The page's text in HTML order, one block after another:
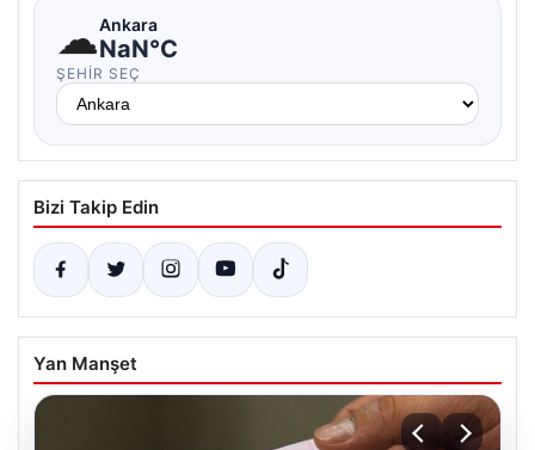
☁Ankara
NaN°C
ŞEHIR SEÇ
Bizi Takip Edin
Yan Manşet